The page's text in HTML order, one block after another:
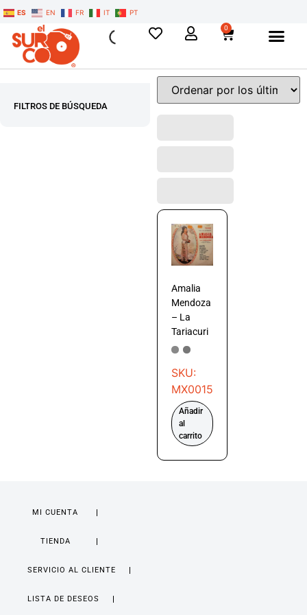
ES EN FR IT PT
0
FILTROS DE BÚSQUEDA
Amalia
Mendoza
– La
Tariacuri
SKU:
MX0015
Añadir
al
carrito
MI CUENTA
TIENDA
SERVICIO AL CLIENTE
LISTA DE DESEOS